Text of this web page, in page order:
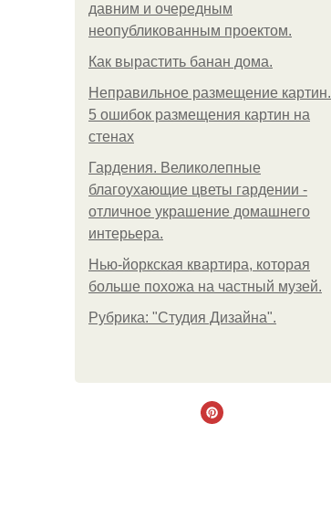
давним и очередным
неопубликованным проектом.
Как вырастить банан дома.
Неправильное размещение картин.
5 ошибок размещения картин на
стенах
Гардения. Великолепные
благоухающие цветы гардении -
отличное украшение домашнего
интерьера.
Нью-йоркская квартира, которая
больше похожа на частный музей.
Рубрика: "Студия Дизайна".